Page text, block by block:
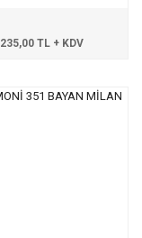
235,00 TL + KDV